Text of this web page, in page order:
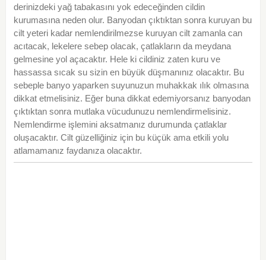
derinizdeki yağ tabakasını yok edeceğinden cildin
kurumasına neden olur. Banyodan çıktıktan sonra kuruyan bu
cilt yeteri kadar nemlendirilmezse kuruyan cilt zamanla can
acıtacak, lekelere sebep olacak, çatlakların da meydana
gelmesine yol açacaktır. Hele ki cildiniz zaten kuru ve
hassassa sıcak su sizin en büyük düşmanınız olacaktır. Bu
sebeple banyo yaparken suyunuzun muhakkak ılık olmasına
dikkat etmelisiniz. Eğer buna dikkat edemiyorsanız banyodan
çıktıktan sonra mutlaka vücudunuzu nemlendirmelisiniz.
Nemlendirme işlemini aksatmanız durumunda çatlaklar
oluşacaktır. Cilt güzelliğiniz için bu küçük ama etkili yolu
atlamamanız faydanıza olacaktır.